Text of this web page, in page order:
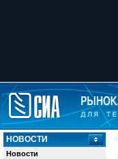
НОВОСТИ
Новости